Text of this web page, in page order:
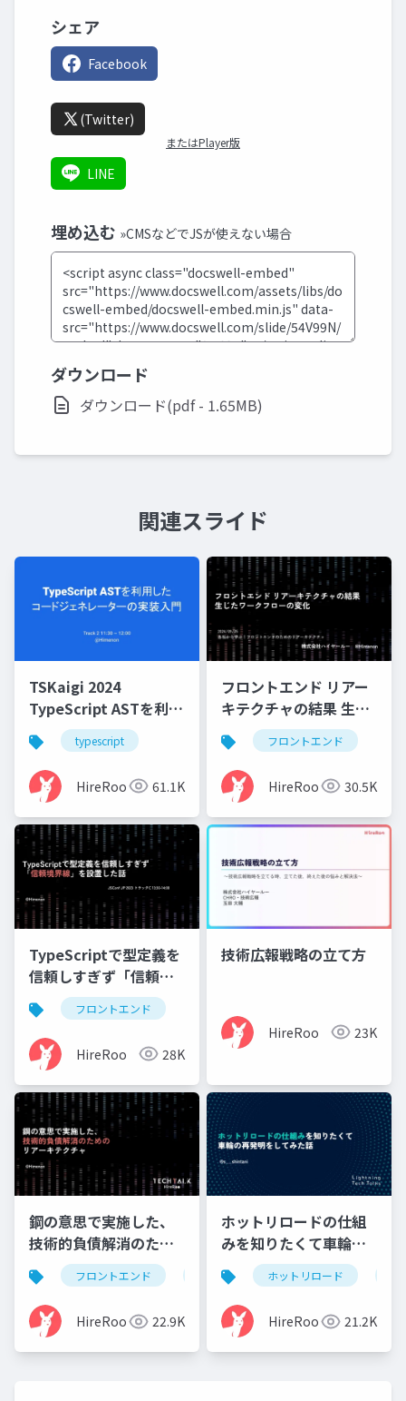
シェア
Facebook
(Twitter)
またはPlayer版
LINE
埋め込む »CMSなどでJSが使えない場合
ダウンロード
ダウンロード(pdf - 1.65MB)
関連スライド
TSKaigi 2024
TypeScript ASTを利用
したコードジェネレー
ターの実装入門
typescript
HireRoo 61.1K
フロントエンド リアー
キテクチャの結果 生じ
たワークフローの変化
フロントエンド
HireRoo 30.5K
TypeScriptで型定義を
信頼しすぎず「信頼境
界線」を設置した話
フロントエンド
HireRoo 28K
技術広報戦略の立て方
HireRoo 23K
鋼の意思で実施した、
技術的負債解消のため
のリアーキテクチャ
フロントエンド モノレポ snapshotテスト
HireRoo 22.9K
ホットリロードの仕組
みを知りたくて車輪の
再発明をしてみた話
ホットリロード
HireRoo 21.2K